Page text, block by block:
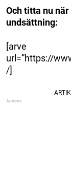
Och titta nu
undsättning:
[arve
url=”https://
/]